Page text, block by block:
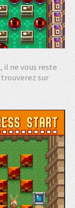
il ne vous reste
trouverez sur